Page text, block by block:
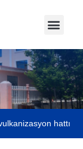
hattı